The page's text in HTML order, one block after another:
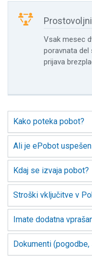

Vsak mesec
poravnata del
prijava
Kako poteka pobot?
Ali je ePobot
Kdaj se izvaja pobot?
Stroški vključitve v
Imate dodatna
Dokumenti